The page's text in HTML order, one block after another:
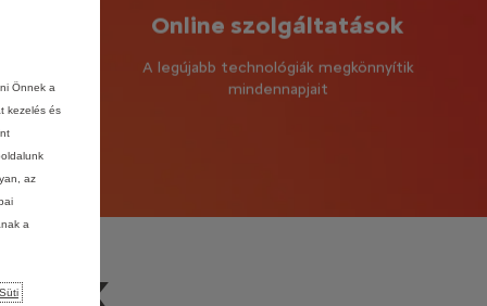
és
az
ön
Online szolgáltatások
A legújabb technológiák megkönnyítik
mindennapjait
Önnek a
kezelés és
az
a
Süti